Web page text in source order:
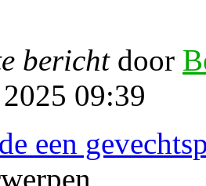
berichtdoor
09:39
een